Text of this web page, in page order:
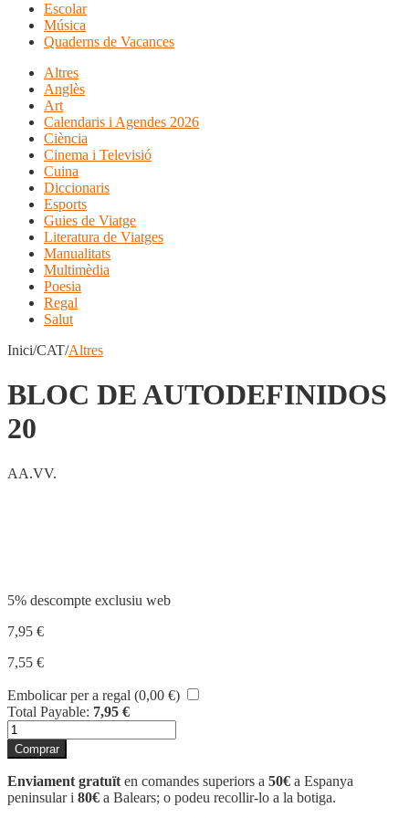
Escolar
Música
Quaderns de Vacances
Altres
Anglès
Art
Calendaris i Agendes 2026
Ciència
Cinema i Televisió
Cuina
Diccionaris
Esports
Guies de Viatge
Literatura de Viatges
Manualitats
Multimèdia
Poesia
Regal
Salut
Inici/CAT/Altres
BLOC DE AUTODEFINIDOS
20
AA.VV.
5% descompte exclusiu web
7,95 €
7,55 €
Embolicar per a regal (0,00 €)
Total Payable: 7,95 €
quantitat
de
BLOC
DE
AUTODEFINIDOS
20
Comprar
Enviament gratuït en comandes superiors a 50€ a Espanya
peninsular i 80€ a Balears; o podeu recollir-lo a la botiga.